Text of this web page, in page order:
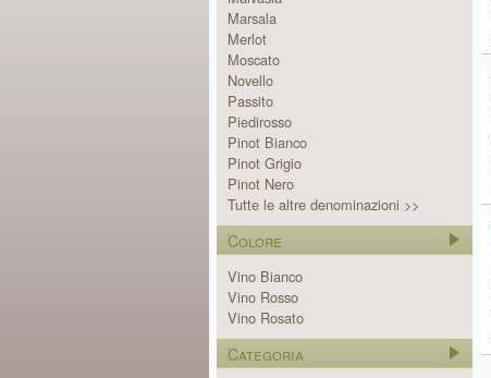
Marsala
Merlot
Moscato
Novello
Passito
Piedirosso
Pinot Bianco
Pinot Grigio
Pinot Nero
Tutte le altre denominazioni >>
Colore
Vino Bianco
Vino Rosso
Vino Rosato
Categoria